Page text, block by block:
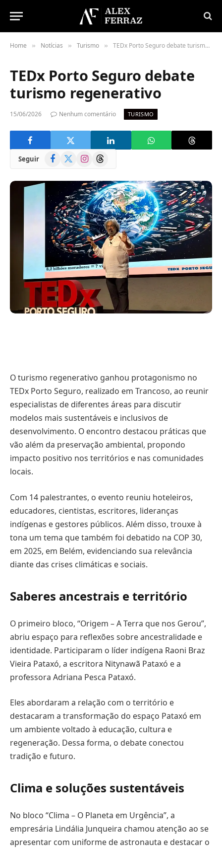
Home » Notícias » Turismo » TEDx Porto Seguro debate turismo regenerativo
TEDx Porto Seguro debate
turismo regenerativo
15/06/2026 Nenhum comentário TURISMO
Seguir Facebook
(Twitter)
InstagramThreads
O turismo regenerativo ganhou protagonismo no
TEDx Porto Seguro, realizado em Trancoso, ao reunir
especialistas de diferentes áreas para discutir
modelos mais sustentáveis e inclusivos de
desenvolvimento. O encontro destacou práticas que
vão além da preservação ambiental, propondo
impacto positivo nos territórios e nas comunidades
locais.
Com 14 palestrantes, o evento reuniu hoteleiros,
educadores, cientistas, escritores, lideranças
indígenas e gestores públicos. Além disso, trouxe à
tona um tema que também foi debatido na COP 30,
em 2025, em Belém, evidenciando sua relevância
diante das crises climáticas e sociais.
Saberes ancestrais e território
O primeiro bloco, “Origem – A Terra que nos Gerou”,
abriu espaço para reflexões sobre ancestralidade e
identidade. Participaram o líder indígena Raoni Braz
Vieira Pataxó, a escritora Nitynawã Pataxó e a
professora Adriana Pesca Pataxó.
Eles abordaram a relação com o território e
destacaram a transformação do espaço Pataxó em
um ambiente voltado à educação, cultura e
regeneração. Dessa forma, o debate conectou
tradição e futuro.
Clima e soluções sustentáveis
No bloco “Clima – O Planeta em Urgência”, a
empresária Lindália Junqueira chamou atenção ao se
apresentar com uniforme de astronauta e destacar o